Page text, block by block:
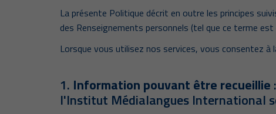
La présente Politique décrit en outre les principes
des Renseignements personnels (tel que ce terme
Lorsque vous utilisez nos services, vous consentez
1. Information pouvant être recueillie
l'Institut Médialangues International